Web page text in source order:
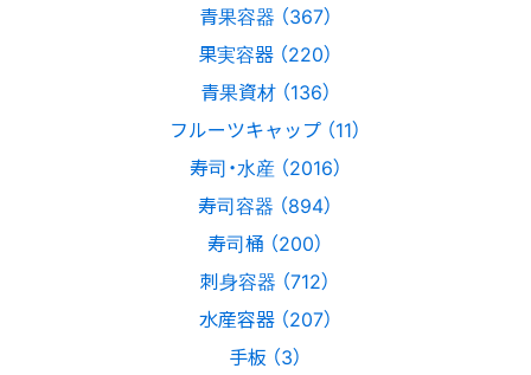
青果容器 （367）
果実容器 （220）
青果資材 （136）
フルーツキャップ （11）
寿司・水産 （2016）
寿司容器 （894）
寿司桶 （200）
刺身容器 （712）
水産容器 （207）
手板 （3）